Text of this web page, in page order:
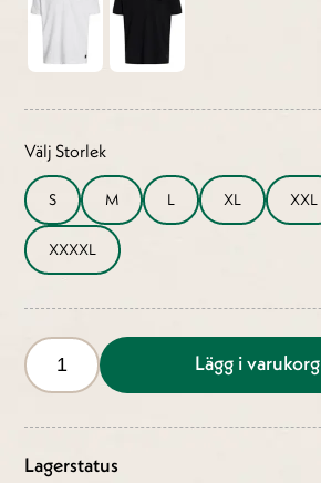
Välj Storlek
S M L XL XXL
XXXXL
Lägg i varukorg
Lagerstatus